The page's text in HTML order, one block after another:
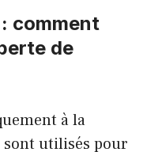
comment
de
à la
utilisés pour